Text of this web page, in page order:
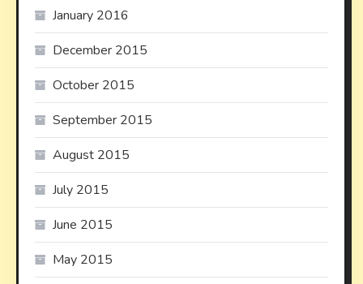
January 2016
December 2015
October 2015
September 2015
August 2015
July 2015
June 2015
May 2015